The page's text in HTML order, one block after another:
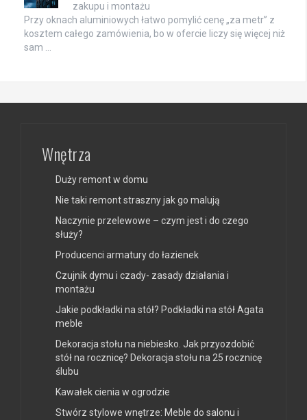
zakupu i montażu
Przy oknach aluminiowych łatwo pomylić cenę „za metr” z
kosztem całego zamówienia, bo w ofercie liczy się więcej niż
sam …
Wnętrza
Duży remont w domu
Nie taki remont straszny jak go malują
Naczynie przelewowe – czym jest i do czego
służy?
Producenci armatury do łazienek
Czujnik dymu i czady- zasady działania i
montażu
Jakie podkładki na stół? Podkładki na stół Agata
meble
Dekoracja stołu na niebiesko. Jak przyozdobić
stół na rocznicę? Dekoracja stołu na 25 rocznicę
ślubu
Kawałek cienia w ogrodzie
Stwórz stylowe wnętrze: Meble do salonu i